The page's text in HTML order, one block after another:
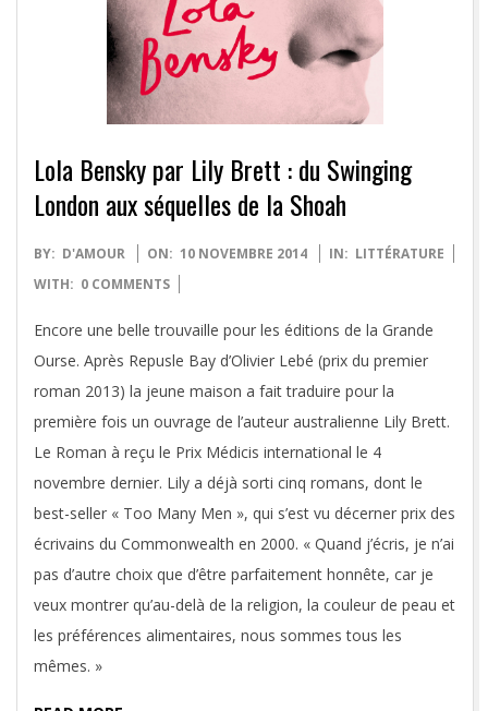
Lola Bensky par Lily Brett : du Swinging
London aux séquelles de la Shoah
2014-
11-
BY: D'AMOUR ON: 10 NOVEMBRE 2014 IN: LITTÉRATURE
WITH: 0 COMMENTS
Encore une belle trouvaille pour les éditions de la Grande
Ourse. Après Repusle Bay d’Olivier Lebé (prix du premier
roman 2013) la jeune maison a fait traduire pour la
première fois un ouvrage de l’auteur australienne Lily Brett.
Le Roman à reçu le Prix Médicis international le 4
novembre dernier. Lily a déjà sorti cinq romans, dont le
best-seller « Too Many Men », qui s’est vu décerner prix des
écrivains du Commonwealth en 2000. « Quand j’écris, je n’ai
pas d’autre choix que d’être parfaitement honnête, car je
veux montrer qu’au-delà de la religion, la couleur de peau et
les préférences alimentaires, nous sommes tous les
mêmes. »